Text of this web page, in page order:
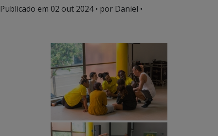
Publicado em 02 out 2024• por Daniel •